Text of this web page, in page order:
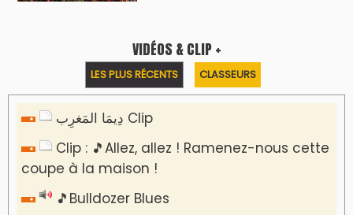
VIDÉOS & CLIP +
LES PLUS RÉCENTS CLASSEURS
دِيمَا المَغرِب Clip
Clip : 🎵Allez, allez ! Ramenez-nous cette
coupe à la maison !
🎵Bulldozer Blues